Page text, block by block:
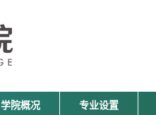
学院概况 专业设置